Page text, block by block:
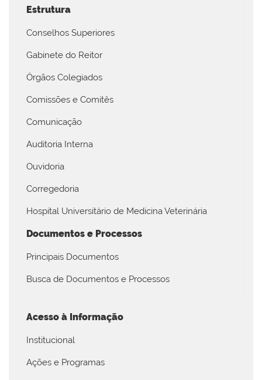
Estrutura
Conselhos Superiores
Gabinete do Reitor
Órgãos Colegiados
Comissões e Comitês
Comunicação
Auditoria Interna
Ouvidoria
Corregedoria
Hospital Universitário de Medicina Veterinária
Documentos e Processos
Principais Documentos
Busca de Documentos e Processos
Acesso à Informação
Institucional
Ações e Programas